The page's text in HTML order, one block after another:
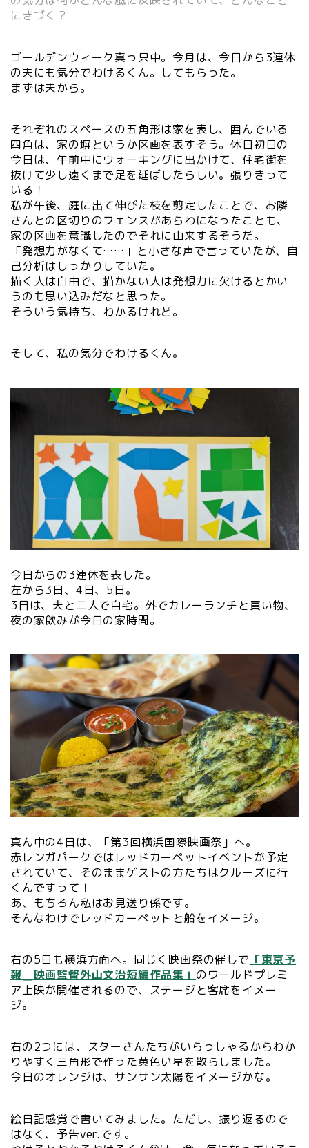
にきづく？
ゴールデンウィーク真っ只中。今月は、今日から3連休
の夫にも気分でわけるくん。してもらった。
まずは夫から。
それぞれのスペースの五角形は家を表し、囲んでいる
四角は、家の塀というか区画を表すそう。休日初日の
今日は、午前中にウォーキングに出かけて、住宅街を
抜けて少し遠くまで足を延ばしたらしい。張りきって
いる！
私が午後、庭に出て伸びた枝を剪定したことで、お隣
さんとの区切りのフェンスがあらわになったことも、
家の区画を意識したのでそれに由来するそうだ。
「発想力がなくて……」と小さな声で言っていたが、自
己分析はしっかりしていた。
描く人は自由で、描かない人は発想力に欠けるとかい
うのも思い込みだなと思った。
そういう気持ち、わかるけれど。
そして、私の気分でわけるくん。
今日からの3連休を表した。
左から3日、4日、5日。
3日は、夫と二人で自宅。外でカレーランチと買い物、
夜の家飲みが今日の家時間。
真ん中の4日は、「第3回横浜国際映画祭」へ。
赤レンガパークではレッドカーペットイベントが予定
されていて、そのままゲストの方たちはクルーズに行
くんですって！
あ、もちろん私はお見送り係です。
そんなわけでレッドカーペットと船をイメージ。
右の5日も横浜方面へ。同じく映画祭の催しで 「東京予
報＿映画監督外山文治短編作品集」 のワールドプレミ
ア上映が開催されるので、ステージと客席をイメー
ジ。
右の2つには、スターさんたちがいらっしゃるからわか
りやすく三角形で作った黄色い星を散らしました。
今日のオレンジは、サンサン太陽をイメージかな。
絵日記感覚で書いてみました。ただし、振り返るので
はなく、予告ver.です。